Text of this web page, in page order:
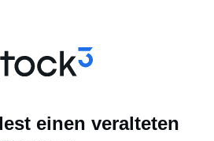
einen veralteten